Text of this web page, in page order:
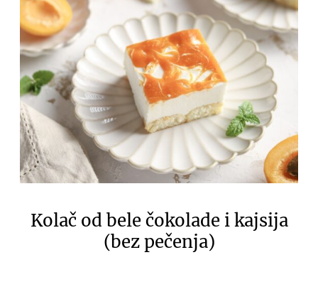
Kolač od bele čokolade i kajsija
(bez pečenja)